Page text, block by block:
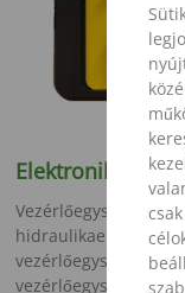
Elektronikus
Vezérlőegység a
vezérlőegység a
vezérlőegység,